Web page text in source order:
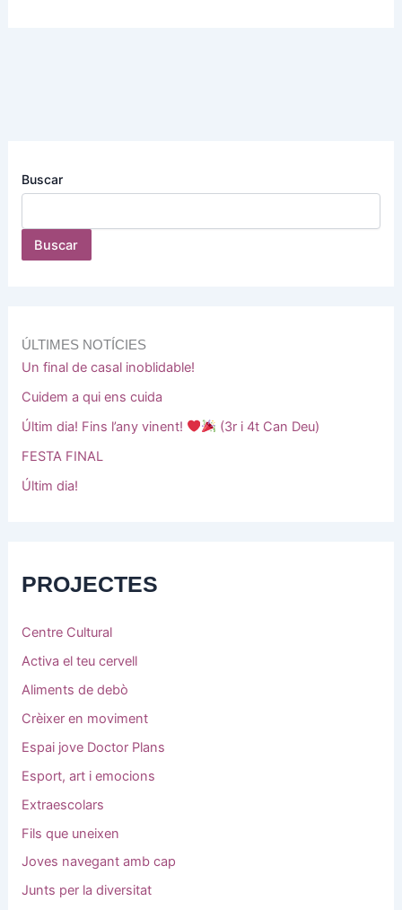
Buscar
Buscar
ÚLTIMES NOTÍCIES
Un final de casal inoblidable!
Cuidem a qui ens cuida
Últim dia! Fins l’any vinent!
(3r i 4t Can Deu)
FESTA FINAL
Últim dia!
PROJECTES
Centre Cultural
Activa el teu cervell
Aliments de debò
Crèixer en moviment
Espai jove Doctor Plans
Esport, art i emocions
Extraescolars
Fils que uneixen
Joves navegant amb cap
Junts per la diversitat